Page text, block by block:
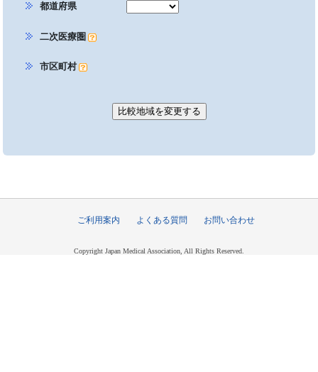
都道府県
二次医療圏
市区町村
ご利用案内 よくある質問 お問い合わせ
Copyright Japan Medical Association, All Rights Reserved.